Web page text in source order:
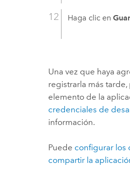
Haga clic en
Una vez que haya
registrarla más
elemento de la
credenciales de
información.
Puede configurar los
compartir la